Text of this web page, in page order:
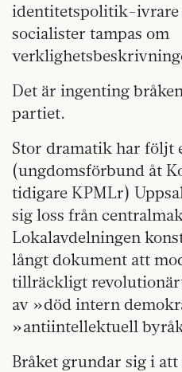
identitetspolitik-ivrare
socialister tampas om
Det är ingenting
partiet.
Stor dramatik har följt
(ungdomsförbund åt
tidigare KPMLr)
sig loss från
Lokalavdelningen
långt dokument att
tillräckligt
av »död intern
»antiintellektuell
Bråket grundar sig i